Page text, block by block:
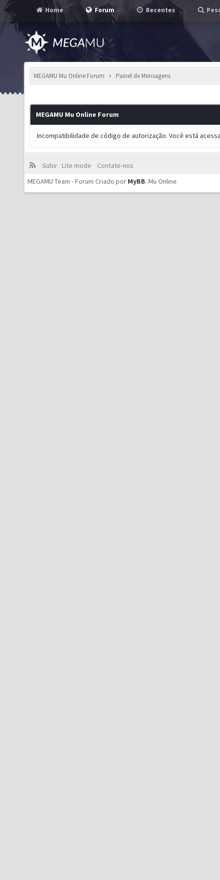
Home Forum Recentes
MEGAMU Mu Online Forum Painel de Mensagens
MEGAMU Mu Online Forum
Incompatibilidade de código de autorização. Você está
Subir Lite mode
Contate-nos
MEGAMU Team - Forum Criado por MyBB. Mu Online